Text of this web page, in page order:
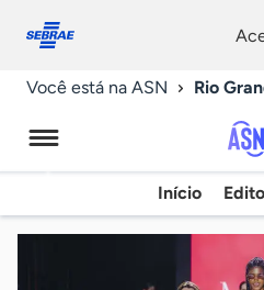
conosco
Você está na ASN Rio
Início